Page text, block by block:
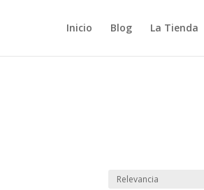
Inicio Blog La Tienda